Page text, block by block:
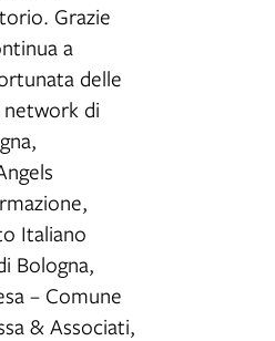
Grazie
a
delle
di
Italiano
Bologna,
– Comune
& Associati,